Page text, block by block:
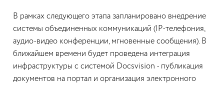
В рамках следующего этапа запланировано внедрение
системы объединенных коммуникаций (IP-телефония,
аудио-видео конференции, мгновенные сообщения). В
ближайшем времени будет проведена интеграция
инфраструктуры с системой Docsvision - публикация
документов на портал и организация электронного